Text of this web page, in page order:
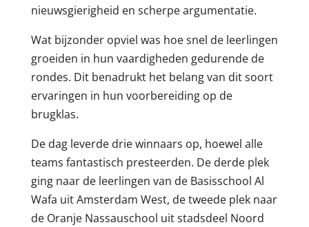
nieuwsgierigheid en scherpe argumentatie.
Wat bijzonder opviel was hoe snel de leerlingen
groeiden in hun vaardigheden gedurende de
rondes. Dit benadrukt het belang van dit soort
ervaringen in hun voorbereiding op de
brugklas.
De dag leverde drie winnaars op, hoewel alle
teams fantastisch presteerden. De derde plek
ging naar de leerlingen van de Basisschool Al
Wafa uit Amsterdam West, de tweede plek naar
de Oranje Nassauschool uit stadsdeel Noord